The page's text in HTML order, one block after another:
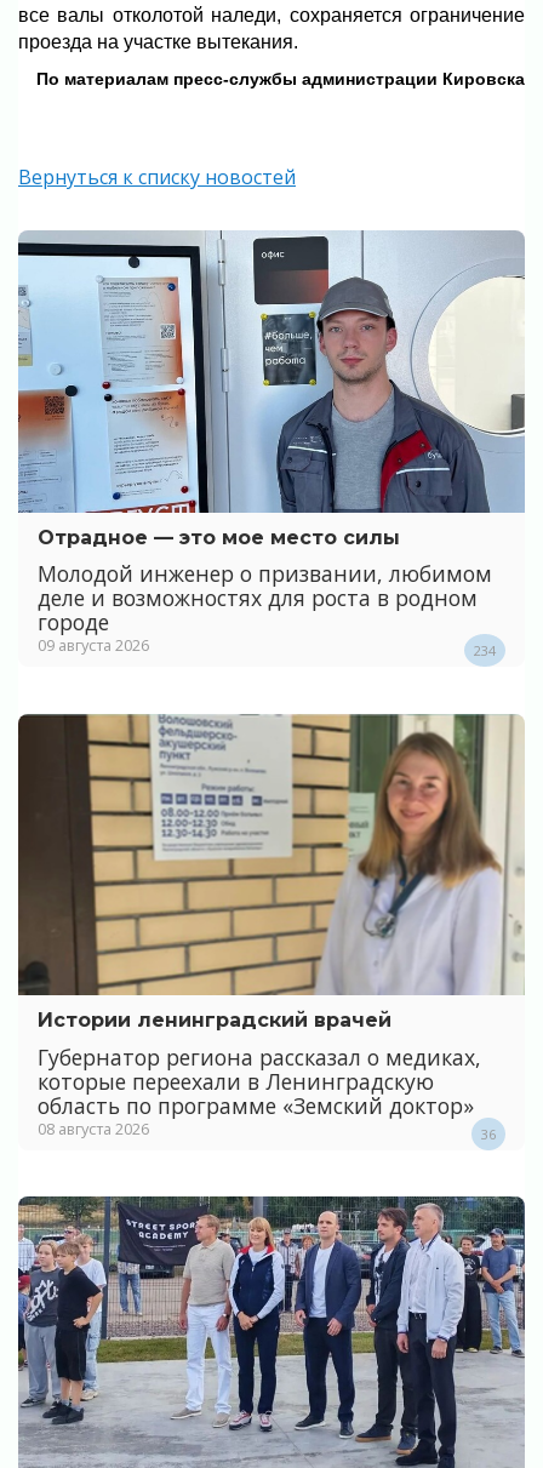
все валы отколотой наледи, сохраняется ограничение
проезда на участке вытекания.
По материалам пресс-службы администрации Кировска
Вернуться к списку новостей
Отрадное — это мое место силы
Молодой инженер о призвании, любимом
деле и возможностях для роста в родном
городе
09 августа 2026 234
Истории ленинградский врачей
Губернатор региона рассказал о медиках,
которые переехали в Ленинградскую
область по программе «Земский доктор»
08 августа 2026 36